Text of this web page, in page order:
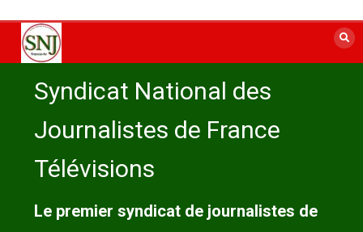
contenu
Syndicat National des
Journalistes de France
Télévisions
Le premier syndicat de journalistes de